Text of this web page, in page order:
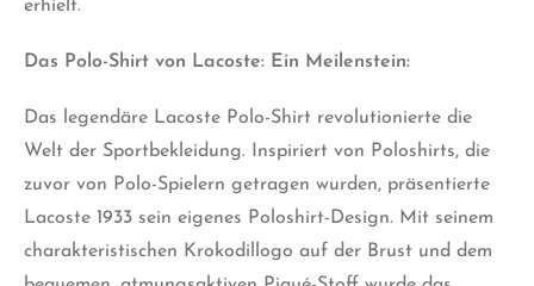
erhielt.
Das Polo-Shirt von Lacoste: Ein Meilenstein:
Das legendäre Lacoste Polo-Shirt revolutionierte die
Welt der Sportbekleidung. Inspiriert von Poloshirts, die
zuvor von Polo-Spielern getragen wurden, präsentierte
Lacoste 1933 sein eigenes Poloshirt-Design. Mit seinem
charakteristischen Krokodillogo auf der Brust und dem